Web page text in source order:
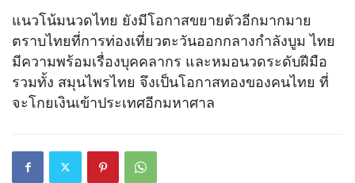
แนวโน้มนวดไทย ยังมีโอกาสขยายตัวอีกมากมาย
ตราบไทยที่การท่องเที่ยวตะวันออกกลางกำลังบูม ไทย
มีความพร้อมเรื่องบุคคลากร และหมอนวดระดับฝีมือ
รวมทั้ง สมุนไพรไทย จึงเป็นโอกาสทองของคนไทย ที่
จะโกยเงินเข้าประเทศอีกมหาศาล